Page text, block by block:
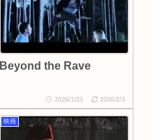
Beyond the Rave
2026/1/21 2026/2/3
映画